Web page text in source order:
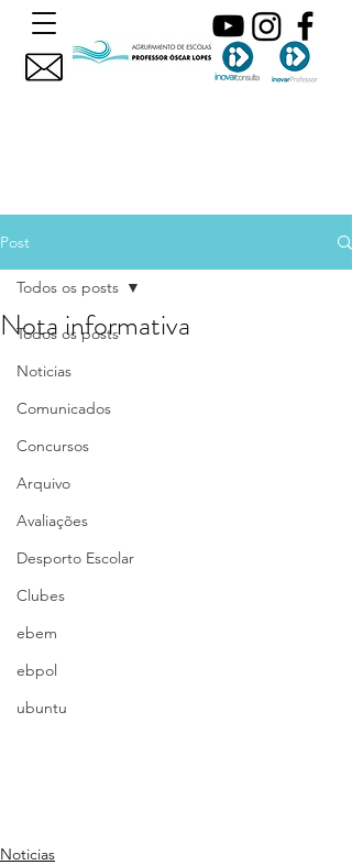
Post
Todos os posts
Noticias
Comunicados
Concursos
Arquivo
Avaliações
Desporto Escolar
Clubes
ebem
ebpol
ubuntu
Todos os posts
Nota informativa
Noticias